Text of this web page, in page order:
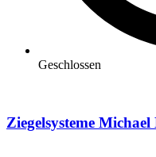
Geschlossen
Ziegelsysteme